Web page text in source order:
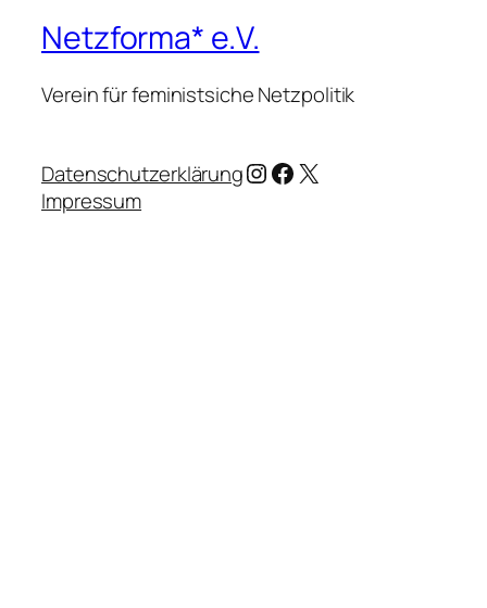
Netzforma* e.V.
Verein für feministsiche Netzpolitik
Datenschutzerklärung
Impressum
Instagram
Facebook
X